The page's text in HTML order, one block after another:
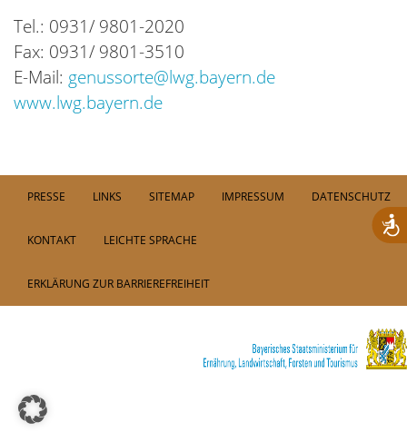
Tel.: 0931/ 9801-2020
Fax: 0931/ 9801-3510
E-Mail: genussorte@lwg.bayern.de
www.lwg.bayern.de
PRESSE LINKS SITEMAP IMPRESSUM DATENSCHUTZ
KONTAKT LEICHTE SPRACHE
ERKLÄRUNG ZUR BARRIEREFREIHEIT